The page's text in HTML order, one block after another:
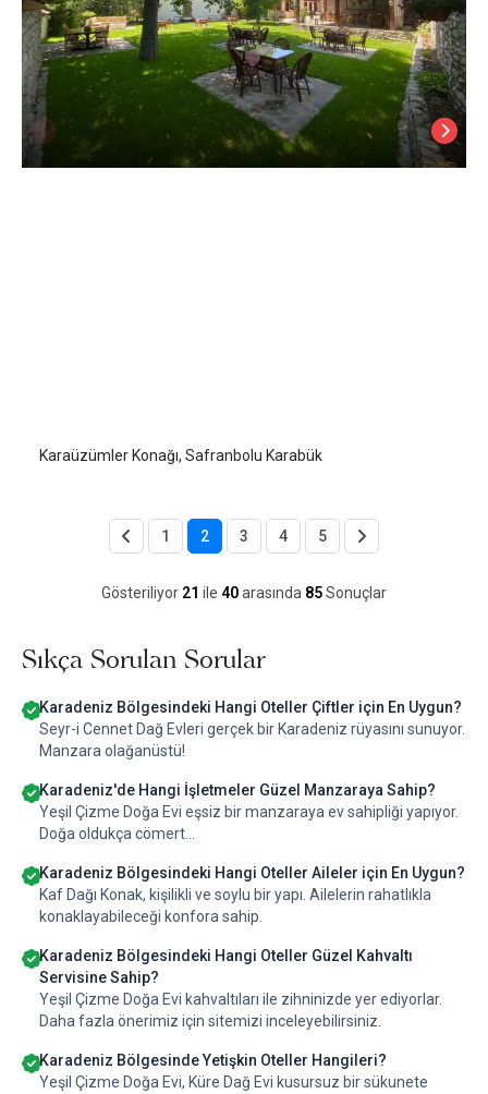
Karaüzümler Konağı, Safranbolu Karabük
1 2 3 4 5
Gösteriliyor 21 ile 40arasında 85Sonuçlar
Sıkça Sorulan Sorular
Karadeniz Bölgesindeki Hangi Oteller Çiftler için En Uygun?
Seyr-i Cennet Dağ Evleri gerçek bir Karadeniz rüyasını sunuyor.
Manzara olağanüstü!
Karadeniz'de Hangi İşletmeler Güzel Manzaraya Sahip?
Yeşil Çizme Doğa Evi eşsiz bir manzaraya ev sahipliği yapıyor.
Doğa oldukça cömert...
Karadeniz Bölgesindeki Hangi Oteller Aileler için En Uygun?
Kaf Dağı Konak, kişilikli ve soylu bir yapı. Ailelerin rahatlıkla
konaklayabileceği konfora sahip.
Karadeniz Bölgesindeki Hangi Oteller Güzel Kahvaltı
Servisine Sahip?
Yeşil Çizme Doğa Evi kahvaltıları ile zihninizde yer ediyorlar.
Daha fazla önerimiz için sitemizi inceleyebilirsiniz.
Karadeniz Bölgesinde Yetişkin Oteller Hangileri?
Yeşil Çizme Doğa Evi, Küre Dağ Evi kusursuz bir sükunete